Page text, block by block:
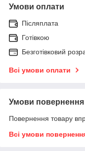
Умови оплати
Післяплата
Готівкою
Безготівковий
Всі умови оплати
Умови повернення
Повернення товару
Всі умови